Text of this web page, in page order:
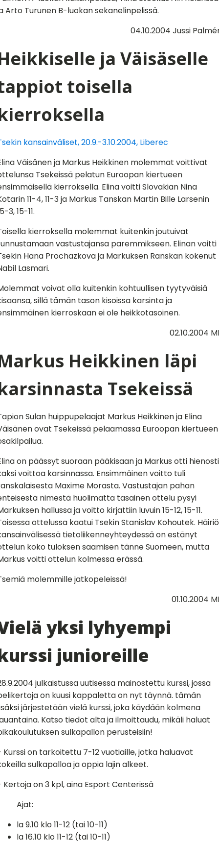
Arto Turunen B-luokan sekanelinpelissä.
04.10.2004 Jussi
ja Väisäselle
toisella
kansainväliset, 20.9.-3.10.2004, Liberec
Väisänen ja Markus Heikkinen molemmat voittivat
Tsekeissä pelatun Euroopan kiertueen
kierroksella. Elina voitti Slovakian Nina
11-4, 11-3 ja Markus Tanskan Martin Bille Larsenin
3, 15-11.
kierroksella molemmat kuitenkin joutuivat
vastustajansa paremmikseen. Elinan voitti
Hana Prochazkova ja Markuksen Ranskan kokenut
Lasmari.
voivat olla kuitenkin kohtuullisen tyytyväisiä
sillä tämän tason kisoissa karsinta ja
kierroskaan ei ole heikkotasoinen.
02.10.2004
Heikkinen läpi
Tsekeissä
Sulan huippupelaajat Markus Heikkinen ja Elina
ovat Tsekeissä pelaamassa Euroopan kiertueen
on päässyt suoraan pääkisaan ja Markus otti hienosti
voittoa karsinnassa. Ensimmäinen voitto tuli
Maxime Morasta. Vastustajan pahan
nimestä huolimatta tasainen ottelu pysyi
hallussa ja voitto kirjattiin luvuin 15-12, 15-11.
ottelussa kaatui Tsekin Stanislav Kohoutek. Häiriö
tietoliikenneyhteydessä on estänyt
koko tuloksen saamisen tänne Suomeen, mutta
voitti ottelun kolmessa erässä.
molemmille jatkopeleissä!
01.10.2004
yksi lyhyempi
junioreille
julkaistussa uutisessa mainostettu kurssi, jossa
on kuusi kappaletta on nyt täynnä. tämän
järjestetään vielä kurssi, joka käydään kolmena
Katso tiedot alta ja ilmoittaudu, mikäli haluat
sulkapallon perusteisiin!
Kurssi on tarkoitettu 7-12 vuotiaille, jotka haluavat
sulkapalloa ja oppia lajin alkeet.
Kertoja on 3 kpl, aina Esport Centerissä
Ajat:
la 9.10 klo 11-12 (tai 10-11)
la 16.10 klo 11-12 (tai 10-11)